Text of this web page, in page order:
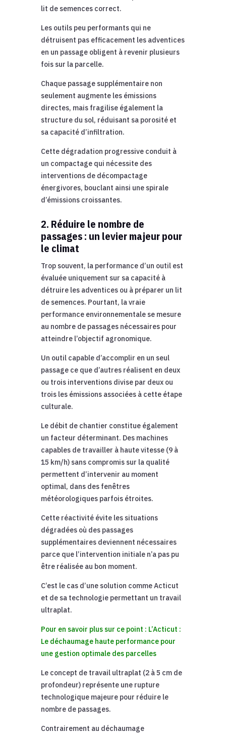
lit de semences correct.
Les outils peu performants qui ne
détruisent pas efficacement les adventices
en un passage obligent à revenir plusieurs
fois sur la parcelle.
Chaque passage supplémentaire non
seulement augmente les émissions
directes, mais fragilise également la
structure du sol, réduisant sa porosité et
sa capacité d’infiltration.
Cette dégradation progressive conduit à
un compactage qui nécessite des
interventions de décompactage
énergivores, bouclant ainsi une spirale
d’émissions croissantes.
2. Réduire le nombre de
passages : un levier majeur pour
le climat
Trop souvent, la performance d’un outil est
évaluée uniquement sur sa capacité à
détruire les adventices ou à préparer un lit
de semences. Pourtant, la vraie
performance environnementale se mesure
au nombre de passages nécessaires pour
atteindre l’objectif agronomique.
Un outil capable d’accomplir en un seul
passage ce que d’autres réalisent en deux
ou trois interventions divise par deux ou
trois les émissions associées à cette étape
culturale.
Le débit de chantier constitue également
un facteur déterminant. Des machines
capables de travailler à haute vitesse (9 à
15 km/h) sans compromis sur la qualité
permettent d’intervenir au moment
optimal, dans des fenêtres
météorologiques parfois étroites.
Cette réactivité évite les situations
dégradées où des passages
supplémentaires deviennent nécessaires
parce que l’intervention initiale n’a pas pu
être réalisée au bon moment.
C’est le cas d’une solution comme Acticut
et de sa technologie permettant un travail
ultraplat.
Pour en savoir plus sur ce point : L’Acticut :
Le déchaumage haute performance pour
une gestion optimale des parcelles
Le concept de travail ultraplat (2 à 5 cm de
profondeur) représente une rupture
technologique majeure pour réduire le
nombre de passages.
Contrairement au déchaumage